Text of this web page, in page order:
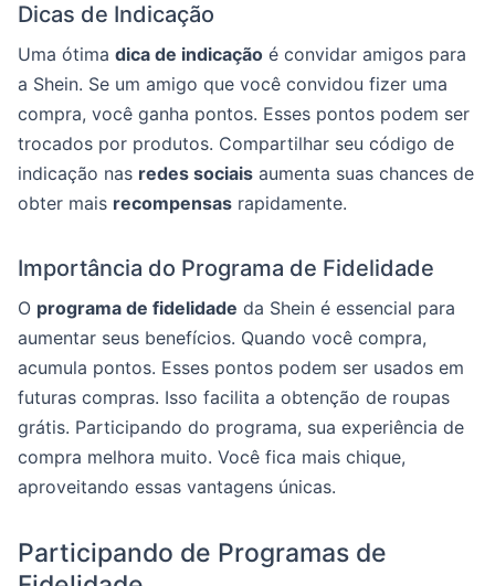
Dicas de Indicação
Uma ótima dica de indicação é convidar amigos para
a Shein. Se um amigo que você convidou fizer uma
compra, você ganha pontos. Esses pontos podem ser
trocados por produtos. Compartilhar seu código de
indicação nas redes sociais aumenta suas chances de
obter mais recompensas rapidamente.
Importância do Programa de Fidelidade
O programa de fidelidade da Shein é essencial para
aumentar seus benefícios. Quando você compra,
acumula pontos. Esses pontos podem ser usados em
futuras compras. Isso facilita a obtenção de roupas
grátis. Participando do programa, sua experiência de
compra melhora muito. Você fica mais chique,
aproveitando essas vantagens únicas.
Participando de Programas de